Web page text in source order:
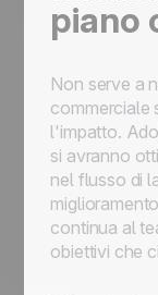
piano
Non serve a
commerciale
l'impatto.
si avranno
nel flusso di
continua al
obiettivi che